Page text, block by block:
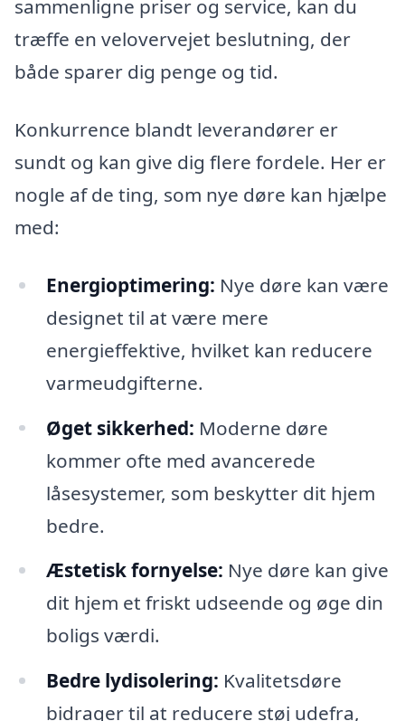
sammenligne priser og service, kan du
træffe en velovervejet beslutning, der
både sparer dig penge og tid.
Konkurrence blandt leverandører er
sundt og kan give dig flere fordele. Her er
nogle af de ting, som nye døre kan hjælpe
med:
Energioptimering: Nye døre kan være
designet til at være mere
energieffektive, hvilket kan reducere
varmeudgifterne.
Øget sikkerhed: Moderne døre
kommer ofte med avancerede
låsesystemer, som beskytter dit hjem
bedre.
Æstetisk fornyelse: Nye døre kan give
dit hjem et friskt udseende og øge din
boligs værdi.
Bedre lydisolering: Kvalitetsdøre
bidrager til at reducere støj udefra,